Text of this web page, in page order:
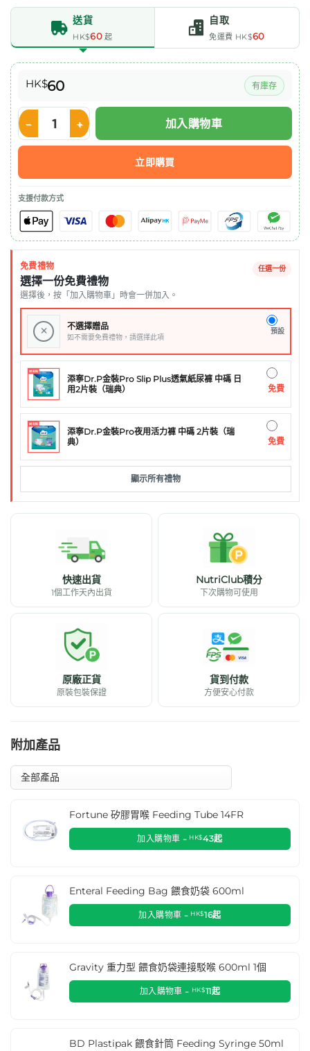
送貨
HK$60 起
自取
免運費 HK$60
HK$60 有庫存
Hartmann Medicomp® 消毒無紡紗布 7.5x7.5cm 數量
加入購物車
立即購買
支援付款方式
免費禮物
選擇一份免費禮物
選擇後，按「加入購物車」時會一併加入。
任選一份
× 不選擇贈品
如不需要免費禮物，請選擇此項
預設
添寧Dr.P金裝Pro Slip Plus透氣紙尿褲 中碼 日
用2片裝（瑞典）
免費
添寧Dr.P金裝Pro夜用活力褲 中碼 2片裝（瑞
典）
免費
顯示所有禮物
快速出貨
1個工作天內出貨
NutriClub積分
下次購物可使用
原廠正貨
原裝包裝保證
貨到付款
方便安心付款
附加產品
Fortune 矽膠胃喉 Feeding Tube 14FR
加入購物車 - HK$43起
Enteral Feeding Bag 餵食奶袋 600ml
加入購物車 - HK$16起
Gravity 重力型 餵食奶袋連接駁喉 600ml 1個
加入購物車 - HK$11起
BD Plastipak 餵食針筒 Feeding Syringe 50ml